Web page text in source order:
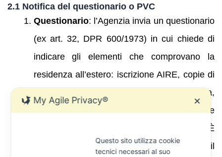
2.1 Notifica del questionario o PVC
Questionario: l’Agenzia invia un questionario
(ex art. 32, DPR 600/1973) in cui chiede di
indicare gli elementi che comprovano la
residenza all’estero: iscrizione AIRE, copie di
passaporto con timbri di ingresso/uscita,
contratto di lavoro estero, bollette, iscrizione
a sistemi sanitari o scolastici, etc. È
importante compilare accuratamente il
My Agile Privacy® ✕
Questo sito utilizza cookie
tecnici necessari al suo